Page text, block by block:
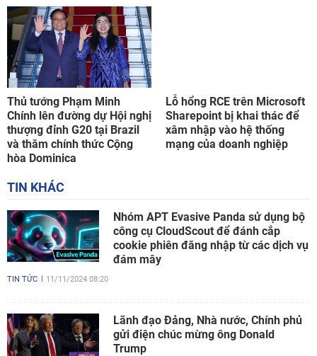
Thủ tướng Phạm Minh
Chính lên đường dự Hội nghị
thượng đỉnh G20 tại Brazil
và thăm chính thức Cộng
hòa Dominica
Lỗ hổng RCE trên Microsoft
Sharepoint bị khai thác để
xâm nhập vào hệ thống
mạng của doanh nghiệp
TIN KHÁC
Nhóm APT Evasive Panda sử dụng bộ
công cụ CloudScout để đánh cắp
cookie phiên đăng nhập từ các dịch vụ
đám mây
TIN TỨC 11/11/2024 08:20
Lãnh đạo Đảng, Nhà nước, Chính phủ
gửi điện chúc mừng ông Donald
Trump